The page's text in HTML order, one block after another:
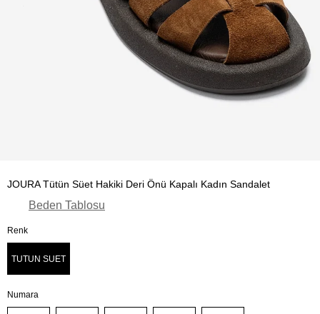
JOURA Tütün Süet Hakiki Deri Önü Kapalı Kadın Sandalet
Beden Tablosu
Renk
TUTUN SUET
Numara